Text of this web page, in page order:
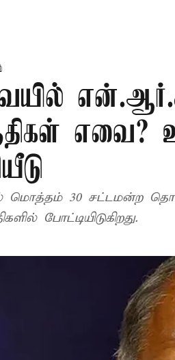
எவை?
மொத்தம் 30 சட்டமன்ற
போட்டியிடுகிறது.